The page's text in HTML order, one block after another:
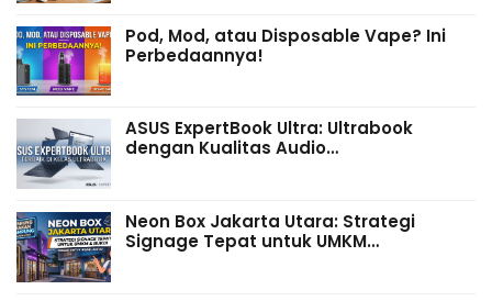
Pod, Mod, atau Disposable Vape? Ini
Perbedaannya!
ASUS ExpertBook Ultra: Ultrabook
dengan Kualitas Audio…
Neon Box Jakarta Utara: Strategi
Signage Tepat untuk UMKM…